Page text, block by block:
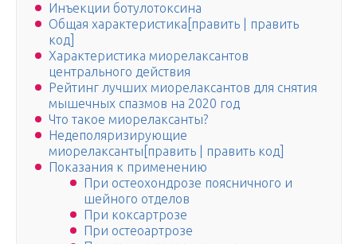
Инъекции ботулотоксина
Общая характеристика[править | править
код]
Характеристика миорелаксантов
центрального действия
Рейтинг лучших миорелаксантов для снятия
мышечных спазмов на 2020 год
Что такое миорелаксанты?
Недеполяризирующие
миорелаксанты[править | править код]
Показания к применению
При остеохондрозе поясничного и
шейного отделов
При коксартрозе
При остеоартрозе